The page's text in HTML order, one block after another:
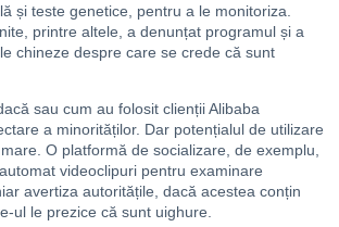
și teste genetice, pentru a le monitoriza.
printre altele, a denunțat programul și a
chineze despre care se crede că sunt
sau cum au folosit clienții Alibaba
a minorităților. Dar potențialul de utilizare
O platformă de socializare, de exemplu,
videoclipuri pentru examinare
avertiza autoritățile, dacă acestea conțin
ul le prezice că sunt uighure.